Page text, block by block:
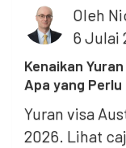
Oleh
6 Julai
Kenaikan
Apa yang
Yuran visa
2026. Lihat